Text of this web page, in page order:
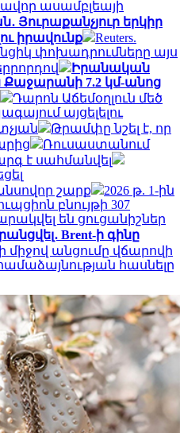
ասամբլեայի
Յուրաքանչյուր երկիր
իրավունք
Reuters.
փոխադրումները այս
Իրանական
Քաջարանի 7.2 կմ-անոց
Դարոն Աճեմօղլուն մեծ
այցելելու
Թրամփը նշել է, որ
Ռուսաստանում
է սահմանվել
շարք
2026 թ. 1-ին
բնույթի 307
են ցուցանիշներ
Brent-ի գինը
միջով անցումը վճարովի
հասնելը